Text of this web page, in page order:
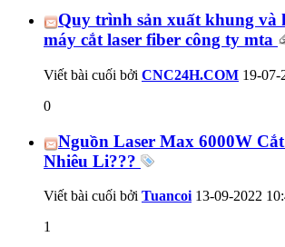
Quy trình sản xuất khung và
máy cắt laser fiber công ty mta
Viết bài cuối bởi CNC24H.COM 19-07-
0
Nguồn Laser Max 6000W
Nhiêu Li???
Viết bài cuối bởi Tuancoi13-09-2022
1